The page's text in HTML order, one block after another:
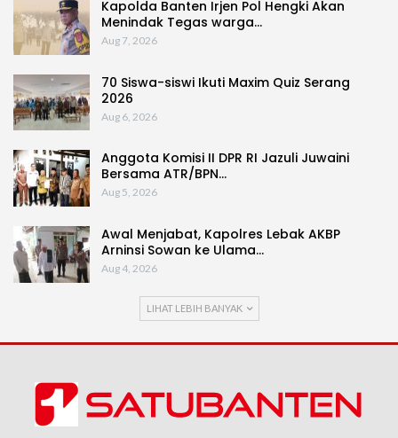
Kapolda Banten Irjen Pol Hengki Akan
Menindak Tegas warga…
Aug 7, 2026
70 Siswa-siswi Ikuti Maxim Quiz Serang
2026
Aug 6, 2026
Anggota Komisi II DPR RI Jazuli Juwaini
Bersama ATR/BPN…
Aug 5, 2026
Awal Menjabat, Kapolres Lebak AKBP
Arninsi Sowan ke Ulama…
Aug 4, 2026
LIHAT LEBIH BANYAK